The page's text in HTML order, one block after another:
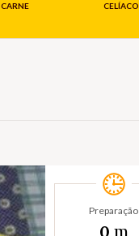
CARNE
Preparação
0